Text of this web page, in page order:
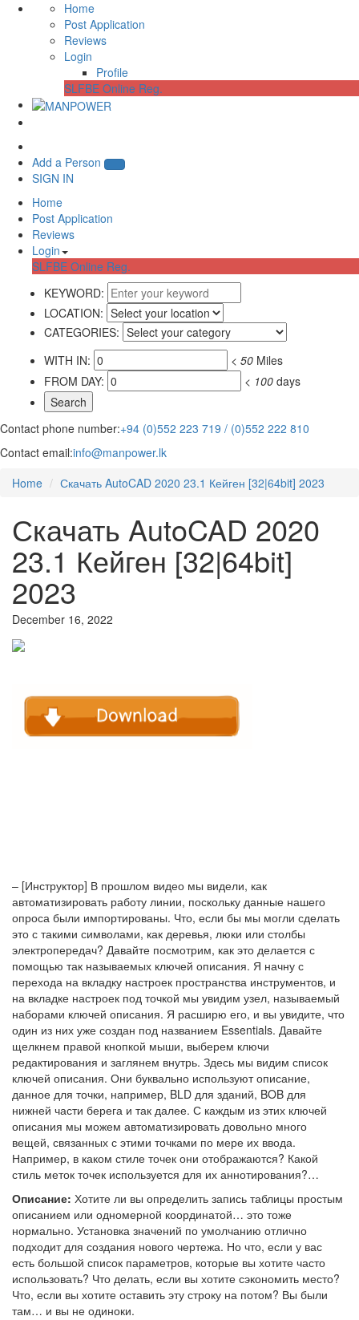
Home
Post Application
Reviews
Login
Profile
SLFBE Online Reg.
Add a Person
SIGN IN
Home
Post Application
Reviews
Login
SLFBE Online Reg.
KEYWORD:
LOCATION:
CATEGORIES:
WITH IN:
< 50 Miles
FROM DAY:
< 100 days
Contact phone number:+94 (0)552 223 719 / (0)552 222 810
Contact email:info@manpower.lk
Home
Скачать AutoCAD 2020 23.1 Кейген [32|64bit] 2023
Скачать AutoCAD 2020
23.1 Кейген [32|64bit]
2023
December 16, 2022
– [Инструктор] В прошлом видео мы видели, как
автоматизировать работу линии, поскольку данные нашего
опроса были импортированы. Что, если бы мы могли сделать
это с такими символами, как деревья, люки или столбы
электропередач? Давайте посмотрим, как это делается с
помощью так называемых ключей описания. Я начну с
перехода на вкладку настроек пространства инструментов, и
на вкладке настроек под точкой мы увидим узел, называемый
наборами ключей описания. Я расширю его, и вы увидите, что
один из них уже создан под названием Essentials. Давайте
щелкнем правой кнопкой мыши, выберем ключи
редактирования и заглянем внутрь. Здесь мы видим список
ключей описания. Они буквально используют описание,
данное для точки, например, BLD для зданий, BOB для
нижней части берега и так далее. С каждым из этих ключей
описания мы можем автоматизировать довольно много
вещей, связанных с этими точками по мере их ввода.
Например, в каком стиле точек они отображаются? Какой
стиль меток точек используется для их аннотирования?…
Описание: Хотите ли вы определить запись таблицы простым
описанием или одномерной координатой… это тоже
нормально. Установка значений по умолчанию отлично
подходит для создания нового чертежа. Но что, если у вас
есть большой список параметров, которые вы хотите часто
использовать? Что делать, если вы хотите сэкономить место?
Что, если вы хотите оставить эту строку на потом? Вы были
там… и вы не одиноки.